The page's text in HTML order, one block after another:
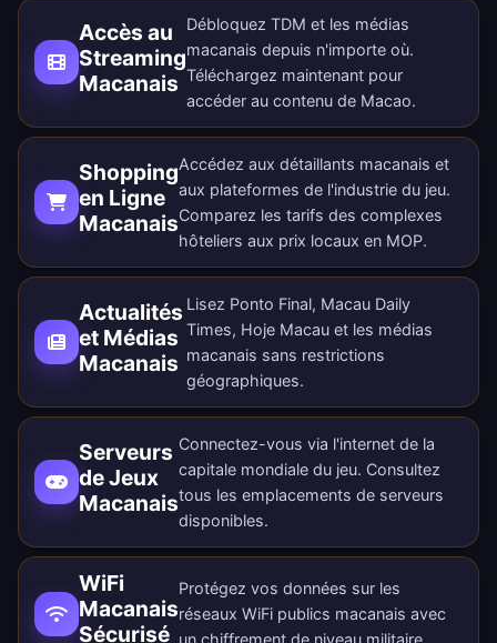
Accès au
Streaming
Macanais
Débloquez TDM et les médias
macanais depuis n'importe où.
Téléchargez maintenant pour
accéder au contenu de Macao.
Shopping
en Ligne
Macanais
Accédez aux détaillants macanais et
aux plateformes de l'industrie du jeu.
Comparez les tarifs des complexes
hôteliers aux prix locaux en MOP.
Actualités
et Médias
Macanais
Lisez Ponto Final, Macau Daily
Times, Hoje Macau et les médias
macanais sans restrictions
géographiques.
Serveurs
de Jeux
Macanais
Connectez-vous via l'internet de la
capitale mondiale du jeu. Consultez
tous les emplacements de serveurs
disponibles.
WiFi
Macanais
Sécurisé
Protégez vos données sur les
réseaux WiFi publics macanais avec